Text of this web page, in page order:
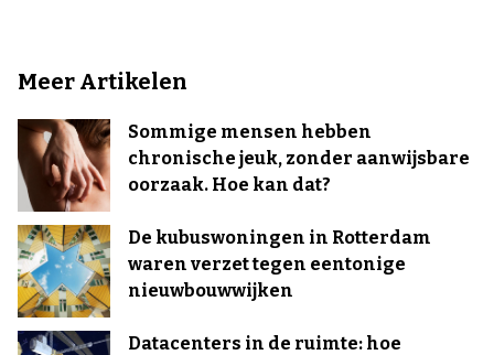
Meer Artikelen
Sommige mensen hebben
chronische jeuk, zonder aanwijsbare
oorzaak. Hoe kan dat?
De kubuswoningen in Rotterdam
waren verzet tegen eentonige
nieuwbouwwijken
Datacenters in de ruimte: hoe